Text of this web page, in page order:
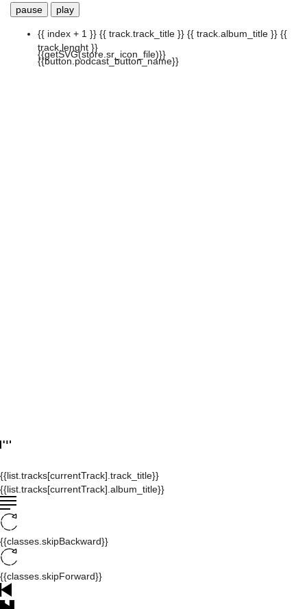
pause play
{{ index + 1 }} {{ track.track_title }} {{ track.album_title }} {{
track.lenght }}
{{getSVG(store.sr_icon_file)}}
{{button.podcast_button_name}}
{{list.tracks[currentTrack].track_title}}
{{list.tracks[currentTrack].album_title}}
{{classes.skipBackward}}
{{classes.skipForward}}